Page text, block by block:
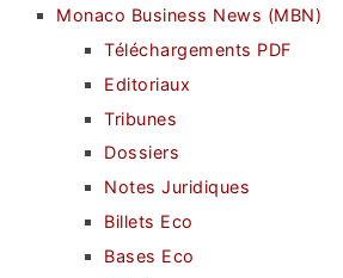
Monaco Business News (MBN)
Téléchargements PDF
Editoriaux
Tribunes
Dossiers
Notes Juridiques
Billets Eco
Bases Eco